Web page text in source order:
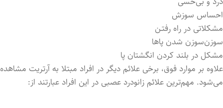
احساس سوزش
مشکلاتی در راه رفتـن
سوزن‌سوزن شد‌ن پاها
مشکل در بلند کرد‌ن انگشتان پا
علاوه بر موارد فوق، برخی علائم دیگر در افراد مبتلا به آرتریت مشاهده
می‌شود. مهم‌ترین علائم زانودرد عصبی در این افراد عبارتند از: